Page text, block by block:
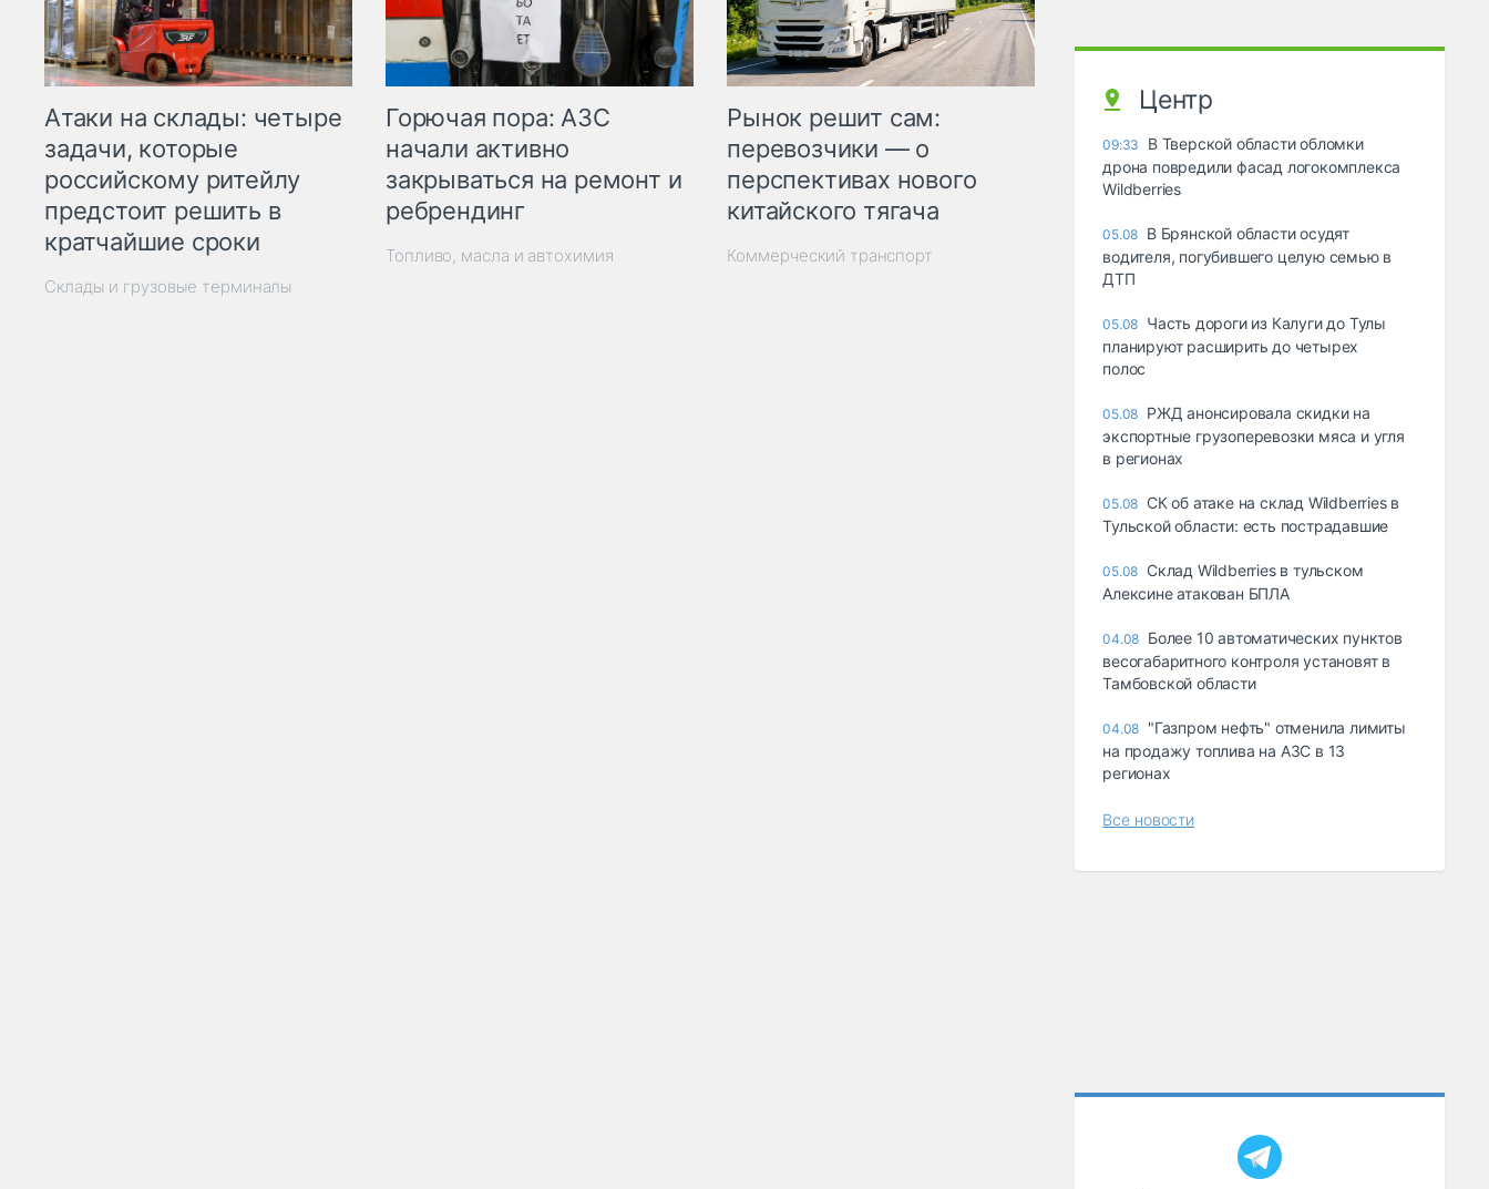
Атаки на склады: четыре
задачи, которые
российскому ритейлу
предстоит решить в
кратчайшие сроки
Склады и грузовые терминалы
Горючая пора: АЗС
начали активно
закрываться на ремонт и
ребрендинг
Топливо, масла и автохимия
Рынок решит сам:
перевозчики — о
перспективах нового
китайского тягача
Коммерческий транспорт
Центр
09:33
В Тверской области обломки
дрона повредили фасад логокомплекса
Wildberries
05.08 В Брянской области осудят
водителя, погубившего целую семью в
ДТП
05.08 Часть дороги из Калуги до Тулы
планируют расширить до четырех
полос
05.08 РЖД анонсировала скидки на
экспортные грузоперевозки мяса и угля
в регионах
05.08 СК об атаке на склад Wildberries в
Тульской области: есть пострадавшие
05.08 Склад Wildberries в тульском
Алексине атакован БПЛА
04.08 Более 10 автоматических пунктов
весогабаритного контроля установят в
Тамбовской области
04.08 "Газпром нефть" отменила лимиты
на продажу топлива на АЗС в 13
регионах
Все новости